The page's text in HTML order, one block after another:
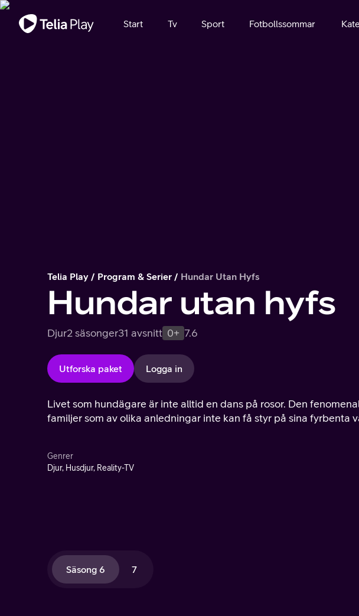
Viktigt meddelande
Start Tv Sport Fotbollssommar
Telia Play Program & Serier Hundar Utan Hyfs
Hundar utan hyfs
Djur2 säsonger31 avsnitt 0+ 7.6
Utforska paket Logga in
Livet som hundägare är inte alltid en dans på rosor. Den
familjer som av olika anledningar inte kan få styr på sina fyrbenta
Genrer
Djur, Husdjur, Reality-TV
Säsong 6 7